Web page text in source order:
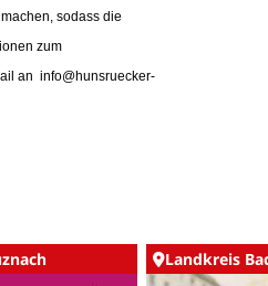
sodass die
zum
an info@hunsruecker-
Landkreis